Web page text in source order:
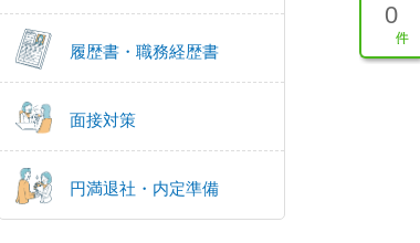
0
履歴書・職務経歴書
面接対策
円満退社・内定準備